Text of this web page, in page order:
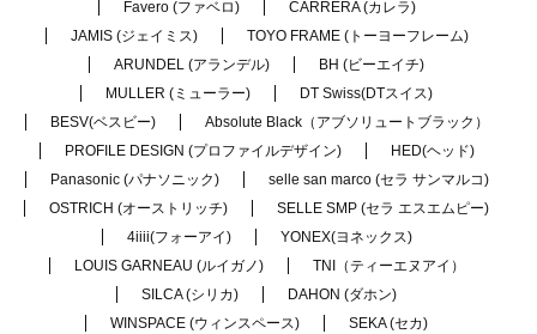
Favero (ファベロ)
CARRERA (カレラ)
JAMIS (ジェイミス)
TOYO FRAME (トーヨーフレーム)
ARUNDEL (アランデル)
BH (ビーエイチ)
MULLER (ミューラー)
DT Swiss(DTスイス)
BESV(ベスビー)
Absolute Black（アブソリュートブラック）
PROFILE DESIGN (プロファイルデザイン)
HED(ヘッド)
Panasonic (パナソニック)
selle san marco (セラ サンマルコ)
OSTRICH (オーストリッチ)
SELLE SMP (セラ エスエムピー)
4iiii(フォーアイ)
YONEX(ヨネックス)
LOUIS GARNEAU (ルイガノ)
TNI（ティーエヌアイ）
SILCA (シリカ)
DAHON (ダホン)
WINSPACE (ウィンスペース)
SEKA (セカ)